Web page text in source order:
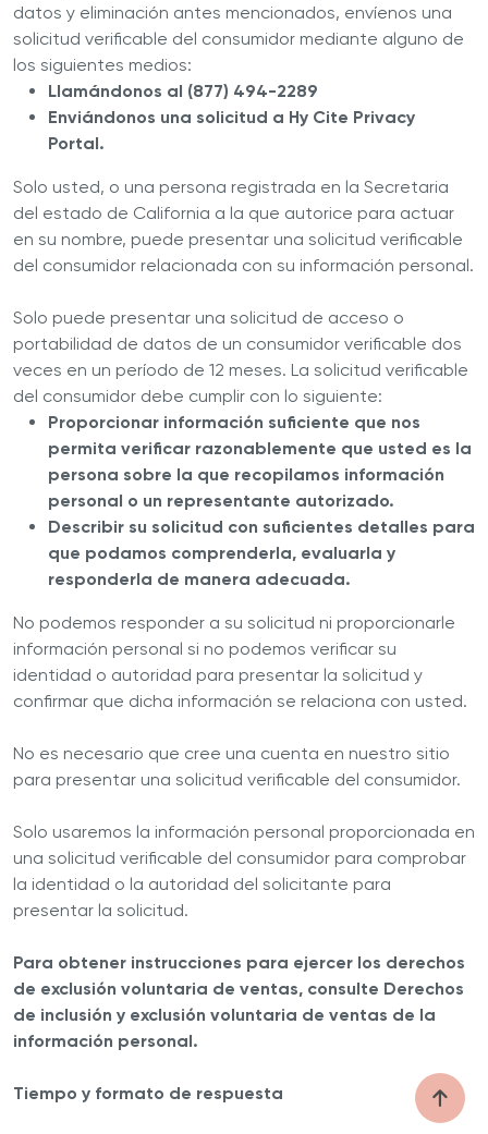
datos y eliminación antes mencionados, envíenos una
solicitud verificable del consumidor mediante alguno de
los siguientes medios:
Llamándonos al (877) 494-2289
Enviándonos una solicitud a Hy Cite Privacy
Portal.
Solo usted, o una persona registrada en la Secretaria
del estado de California a la que autorice para actuar
en su nombre, puede presentar una solicitud verificable
del consumidor relacionada con su información personal.
Solo puede presentar una solicitud de acceso o
portabilidad de datos de un consumidor verificable dos
veces en un período de 12 meses. La solicitud verificable
del consumidor debe cumplir con lo siguiente:
Proporcionar información suficiente que nos
permita verificar razonablemente que usted es la
persona sobre la que recopilamos información
personal o un representante autorizado.
Describir su solicitud con suficientes detalles para
que podamos comprenderla, evaluarla y
responderla de manera adecuada.
No podemos responder a su solicitud ni proporcionarle
información personal si no podemos verificar su
identidad o autoridad para presentar la solicitud y
confirmar que dicha información se relaciona con usted.
No es necesario que cree una cuenta en nuestro sitio
para presentar una solicitud verificable del consumidor.
Solo usaremos la información personal proporcionada en
una solicitud verificable del consumidor para comprobar
la identidad o la autoridad del solicitante para
presentar la solicitud.
Para obtener instrucciones para ejercer los derechos
de exclusión voluntaria de ventas, consulte Derechos
de inclusión y exclusión voluntaria de ventas de la
información personal.
Tiempo y formato de respuesta